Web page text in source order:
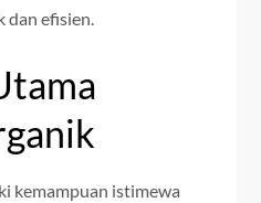
dan efisien.
kemampuan istimewa